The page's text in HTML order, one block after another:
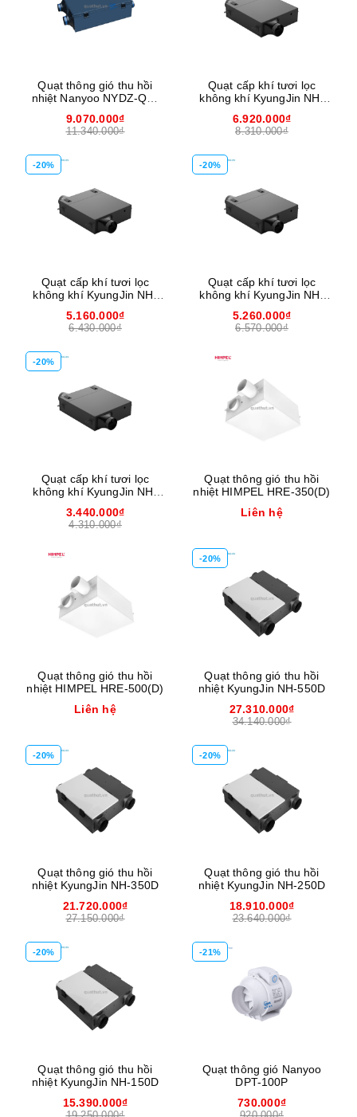
Quạt thông gió thu hồi
nhiệt Nanyoo NYDZ-QR-
9.070.000₫
11.340.000₫
Quạt cấp khí tươi lọc
không khí KyungJin NH-
6.920.000₫
8.310.000₫
-20%
Quạt cấp khí tươi lọc
không khí KyungJin NH-
5.160.000₫
6.430.000₫
-20%
Quạt cấp khí tươi lọc
không khí KyungJin NH-
5.260.000₫
6.570.000₫
-20%
Quạt cấp khí tươi lọc
không khí KyungJin NH-
3.440.000₫
4.310.000₫
Quạt thông gió thu hồi
nhiệt HIMPEL HRE-350(D)
Liên hệ
Quạt thông gió thu hồi
nhiệt HIMPEL HRE-500(D)
Liên hệ
-20%
Quạt thông gió thu hồi
nhiệt KyungJin NH-550D
27.310.000₫
34.140.000₫
-20%
Quạt thông gió thu hồi
nhiệt KyungJin NH-350D
21.720.000₫
27.150.000₫
-20%
Quạt thông gió thu hồi
nhiệt KyungJin NH-250D
18.910.000₫
23.640.000₫
-20%
Quạt thông gió thu hồi
nhiệt KyungJin NH-150D
15.390.000₫
-21%
Quạt thông gió Nanyoo
DPT-100P
730.000₫